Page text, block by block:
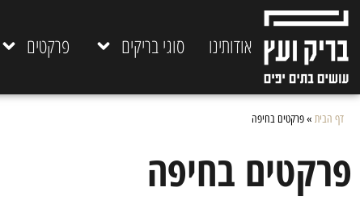
אודותינו סוגי בריקים פרקטים
דף הבית »פרקטים בחיפה
פרקטים בחיפה